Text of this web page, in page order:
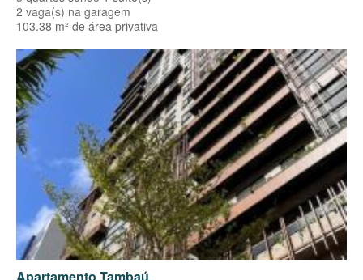
2 vaga(s) na garagem
103.38 m² de área privativa
Apartamento Tambaú